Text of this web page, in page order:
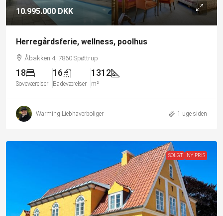
10.995.000 DKK
Herregårdsferie, wellness, poolhus
Åbakken 4, 7860 Spøttrup
18
Soveværelser
16
Badeværelser
1312
m²
Warming Liebhaverboliger 1 uge siden
SOLGT NY PRIS